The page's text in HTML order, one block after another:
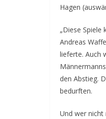
Hagen
„Diese
Andreas
lieferte. Auch
den Abstieg.
bedurften.
Und wer